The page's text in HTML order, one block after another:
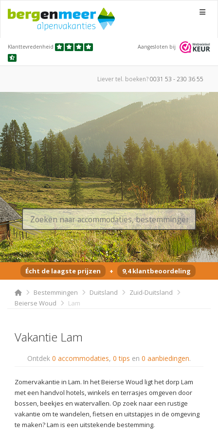
Menu
Klanttevredenheid Aangesloten bij
Liever tel. boeken?0031 53 - 230 36 55
Écht de laagste prijzen + 9,4 klantbeoordeling
Bestemmingen Duitsland
Zuid-Duitsland
Beierse Woud
Lam
Vakantie Lam
Ontdek 0 accommodaties, 0 tips en 0 aanbiedingen.
Zomervakantie in Lam. In het Beierse Woud ligt het dorp Lam
met een handvol hotels, winkels en terrasjes omgeven door
bossen, beekjes en watervallen. Op zoek naar een rustige
vakantie om te wandelen, fietsen en uitstapjes in de omgeving
te maken? Lam is een uitstekende bestemming.